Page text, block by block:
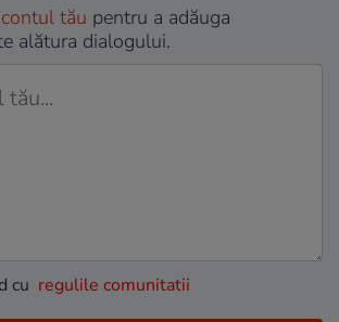
tău pentru a adăuga
alătura dialogului.
cu regulile comunitatii